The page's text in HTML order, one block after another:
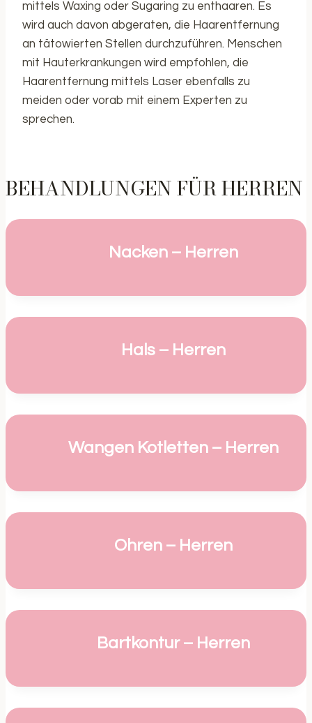
mittels Waxing oder Sugaring zu enthaaren. Es
wird auch davon abgeraten, die Haarentfernung
an tätowierten Stellen durchzuführen. Menschen
mit Hauterkrankungen wird empfohlen, die
Haarentfernung mittels Laser ebenfalls zu
meiden oder vorab mit einem Experten zu
sprechen.
BEHANDLUNGEN FÜR HERREN
Nacken – Herren
Hals – Herren
Wangen Kotletten – Herren
Ohren – Herren
Bartkontur – Herren